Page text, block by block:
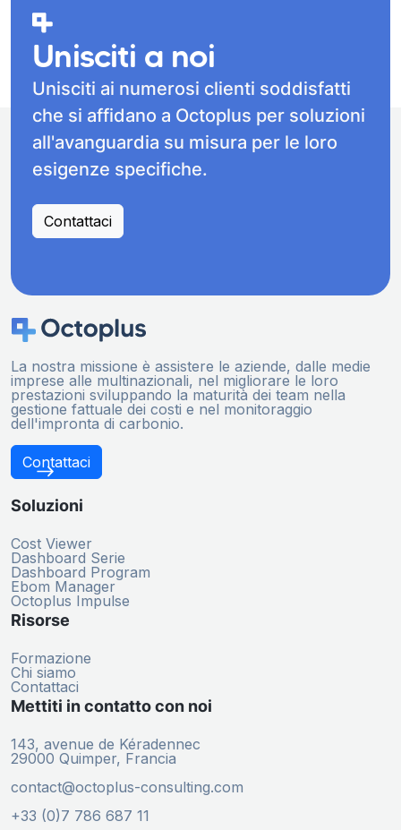
Unisciti a noi
Unisciti ai numerosi clienti soddisfatti
che si affidano a Octoplus per soluzioni
all'avanguardia su misura per le loro
esigenze specifiche.
Contattaci
La nostra missione è assistere le aziende, dalle medie
imprese alle multinazionali, nel migliorare le loro
prestazioni sviluppando la maturità dei team nella
gestione fattuale dei costi e nel monitoraggio
dell'impronta di carbonio.
Contattaci
Soluzioni
Cost Viewer
Dashboard Serie
Dashboard Program
Ebom Manager
Octoplus Impulse
Risorse
Formazione
Chi siamo
Contattaci
Mettiti in contatto con noi
143, avenue de Kéradennec
29000 Quimper, Francia
contact@octoplus-consulting.com
+33 (0)7 786 687 11